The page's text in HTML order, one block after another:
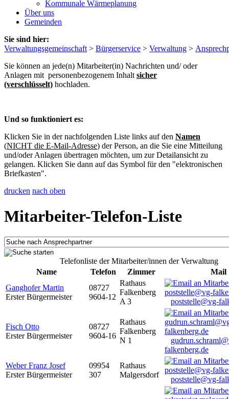
Kommunale Wärmeplanung
Über uns
Gemeinden
Sie sind hier:
Verwaltungsgemeinschaft > Bürgerservice > Verwaltung >
Sie können an jede(n) Mitarbeiter(in) Nachrichten und/ oder
Anlagen mit personenbezogenem Inhalt sicher
(verschlüsselt) hochladen.
Und so funktioniert es:
Klicken Sie in der nachfolgenden Liste links auf den Namen
(NICHT die E-Mail-Adresse) der Person, an die Sie eine Mitteilung
und/oder Anlagen übertragen möchten, um zur Detailansicht zu
gelangen. Klicken Sie dann auf das Symbol für den "elektronischen
Briefkasten".
drucken nach oben
Mitarbeiter-Telefon-Liste
Telefonliste der Mitarbeiter/innen der Verwaltung
Name
Telefon Zimmer
Mail
Ganghofer Martin
Erster Bürgermeister
08727
9604-12
Rathaus
Falkenberg
A 3
poststelle@vg-
Fisch Otto
Erster Bürgermeister
08727
9604-16
Rathaus
Falkenberg
N 1
falkenberg.de
Weber Franz Josef
Erster Bürgermeister
09954
307
Rathaus
Malgersdorf
poststelle@vg-